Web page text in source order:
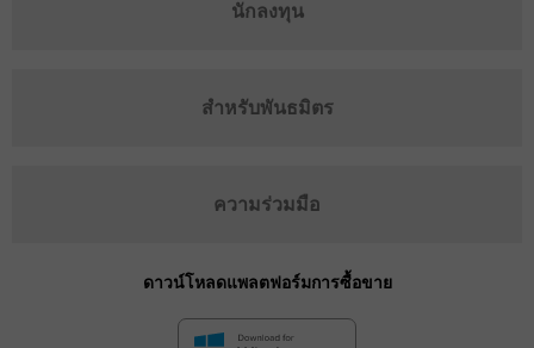
นักลงทุน
สำหรับพันธมิตร
ความร่วมมือ
ดาวน์โหลดแพลตฟอร์มการซื้อขาย